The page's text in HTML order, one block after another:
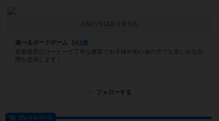
お知らせはありません
遊べるボードゲーム
543個
自家焙煎のコーヒーと丁寧な接客でお子様や初心者の方でも楽しめる空
間を提供します！
フォローする
プレイスペース